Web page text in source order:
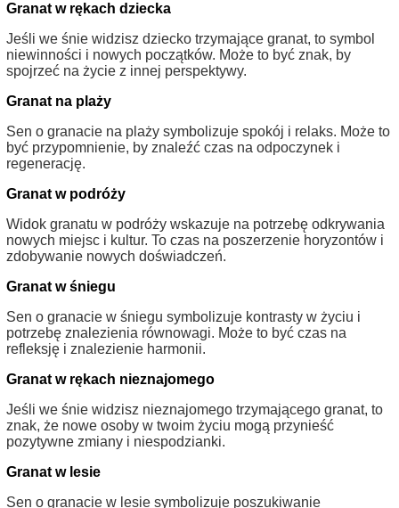
Granat w rękach dziecka
Jeśli we śnie widzisz dziecko trzymające granat, to symbol
niewinności i nowych początków. Może to być znak, by
spojrzeć na życie z innej perspektywy.
Granat na plaży
Sen o granacie na plaży symbolizuje spokój i relaks. Może to
być przypomnienie, by znaleźć czas na odpoczynek i
regenerację.
Granat w podróży
Widok granatu w podróży wskazuje na potrzebę odkrywania
nowych miejsc i kultur. To czas na poszerzenie horyzontów i
zdobywanie nowych doświadczeń.
Granat w śniegu
Sen o granacie w śniegu symbolizuje kontrasty w życiu i
potrzebę znalezienia równowagi. Może to być czas na
refleksję i znalezienie harmonii.
Granat w rękach nieznajomego
Jeśli we śnie widzisz nieznajomego trzymającego granat, to
znak, że nowe osoby w twoim życiu mogą przynieść
pozytywne zmiany i niespodzianki.
Granat w lesie
Sen o granacie w lesie symbolizuje poszukiwanie